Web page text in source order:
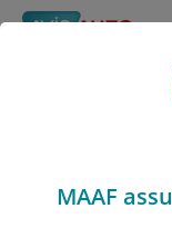
Avis
DS DS7 1
MAAF